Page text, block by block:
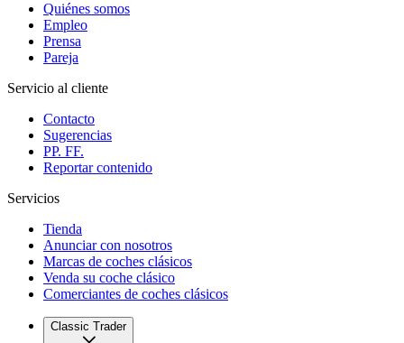
Quiénes somos
Empleo
Prensa
Pareja
Servicio al cliente
Contacto
Sugerencias
PP. FF.
Reportar contenido
Servicios
Tienda
Anunciar con nosotros
Marcas de coches clásicos
Venda su coche clásico
Comerciantes de coches clásicos
Classic Trader